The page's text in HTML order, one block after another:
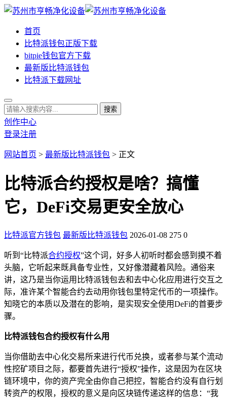
首页
比特派钱包正版下载
bitpie钱包官方下载
最新版比特派钱包
比特派下载网址
创作中心
登录注册
网站首页 > 最新版比特派钱包 > 正文
比特派合约授权是啥？搞懂
它，DeFi交易更安全放心
比特派官方钱包 最新版比特派钱包 2026-01-08 275 0
听到“比特派合约授权”这个词，好多人初听时都会感到摸不着
头脑，它听起来既具备专业性，又好像潜藏着风险。通俗来
讲，这乃是当你运用比特派钱包去和去中心化应用进行交互之
际，准许某个智能合约去动用你钱包里特定代币的一项操作。
知晓它的本质以及潜在的影响，是实现安全使用DeFi的首要步
骤。
比特派钱包合约授权有什么用
当你借助去中心化交易所来进行代币兑换，或者参与某个流动
性挖矿项目之际，都要首先进行“授权”操作，这是因为在区块
链环境中，你的资产完全由你自己把控，智能合约没有自行划
转资产的权限，授权的意义是向区块链传递这样的信息：“我